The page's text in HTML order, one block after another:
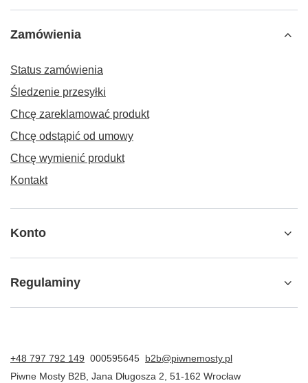
Zamówienia
Status zamówienia
Śledzenie przesyłki
Chcę zareklamować produkt
Chcę odstąpić od umowy
Chcę wymienić produkt
Kontakt
Konto
Regulaminy
+48 797 792 149 000595645 b2b@piwnemosty.pl
Piwne Mosty B2B Jana Długosza 2 51-162 Wrocław